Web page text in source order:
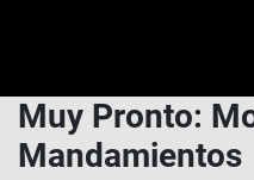
Muy Pronto:
Mandamientos